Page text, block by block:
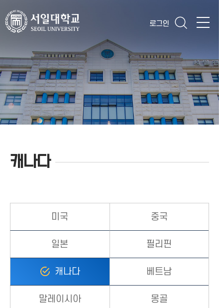
로그인
캐나다
미국 중국
일본 필리핀
캐나다 베트남
말레이시아 몽골